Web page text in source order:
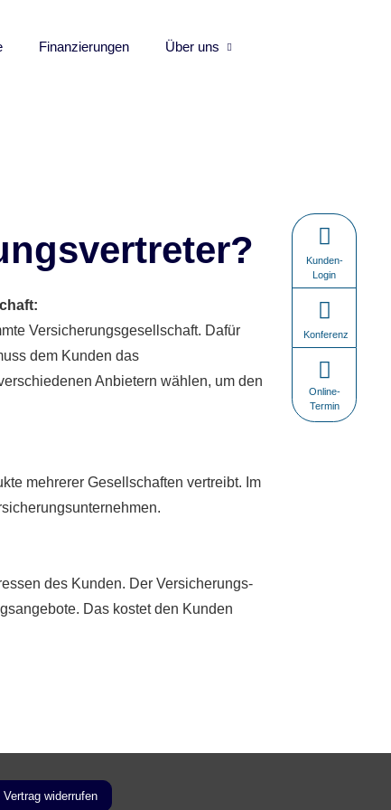
Finanzierungen Über uns
Kunden-
Login
Konferenz
Online-
Termin
Versicherungsgesellschaft. Dafür
dem Kunden das
Anbietern wählen, um den
mehrerer Gesellschaften vertreibt. Im
des Kunden. Der Ver­sicherungs­
Das kostet den Kunden
Vertrag widerrufen